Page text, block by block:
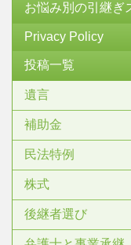
お悩み別の引継ぎ
Privacy Policy
投稿一覧
遺言
補助金
民法特例
株式
後継者選び